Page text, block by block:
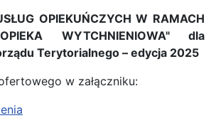
OPIEKUŃCZYCH W RAMACH
WYTCHNIENIOWA" dla
Terytorialnego – edycja 2025
w załączniku: